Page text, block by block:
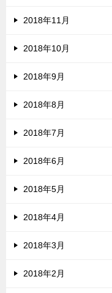
2018年11月
2018年10月
2018年9月
2018年8月
2018年7月
2018年6月
2018年5月
2018年4月
2018年3月
2018年2月